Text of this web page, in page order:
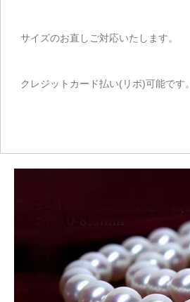
サイズのお直しご対応いたします。
クレジットカード払い(リボ)可能です。